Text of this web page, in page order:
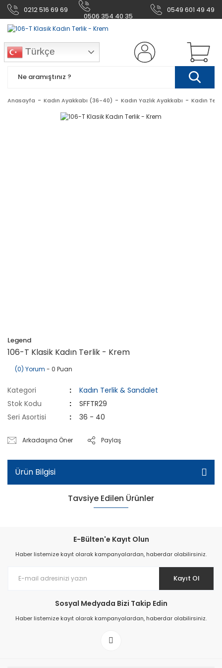
0212 516 69 69
0506 354 40 35
0549 601 49 49
Türkçe
Anasayfa Kadın Ayakkabı (36-40) Kadın Yazlık Ayakkabı Kadın
Legend
106-T Klasik Kadın Terlik - Krem
(0) Yorum - 0 Puan
Kategori
Kadın Terlik & Sandalet
Stok Kodu
SFFTR29
Seri Asortisi
36 - 40
Arkadaşına Öner Paylaş
Ürün Bilgisi
Tavsiye Edilen Ürünler
106-T Klasik Kadın Terlik - Taba
E-Bülten'e Kayıt Olun
Haber listemize kayıt olarak kampanyalardan, haberdar olabilirsiniz.
Kayıt Ol
Sosyal Medyada Bizi Takip Edin
Haber listemize kayıt olarak kampanyalardan, haberdar olabilirsiniz.